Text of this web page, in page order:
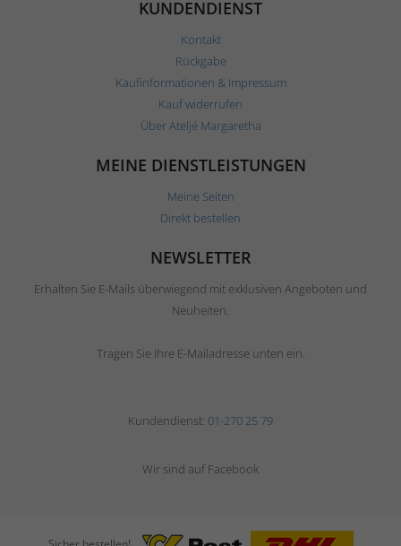
KUNDENDIENST
Kontakt
Rückgabe
Kaufinformationen & Impressum
Kauf widerrufen
Über Ateljé Margaretha
MEINE DIENSTLEISTUNGEN
Meine Seiten
Direkt bestellen
NEWSLETTER
Erhalten Sie E-Mails überwiegend mit exklusiven Angeboten und
Neuheiten.
Tragen Sie Ihre E-Mailadresse unten ein.
Kundendienst: 01-270 25 79
Wir sind auf Facebook